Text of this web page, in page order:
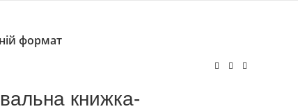
формат
книжка-